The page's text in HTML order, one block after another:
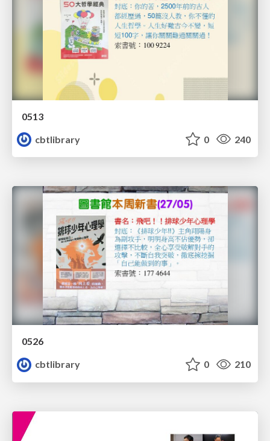
0513
cbtlibrary
0 240
0526
cbtlibrary
0 210